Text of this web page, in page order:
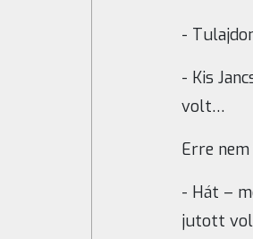
-
- Kis
volt…
Erre
- Hát –
jutott